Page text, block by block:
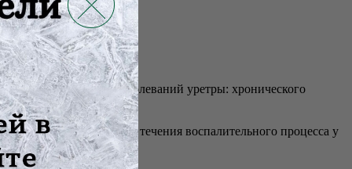
воспалительных заболеваний уретры: хронического
стадии течения воспалительного процесса у